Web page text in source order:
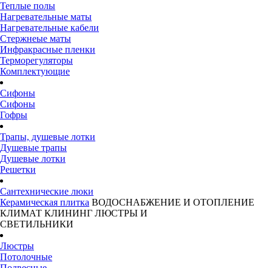
Теплые полы
Нагревательные маты
Нагревательные кабели
Стержнеые маты
Инфракрасные пленки
Терморегуляторы
Комплектующие
Сифоны
Сифоны
Гофры
Трапы, душевые лотки
Душевые трапы
Душевые лотки
Решетки
Сантехнические люки
Керамическая плитка ВОДОСНАБЖЕНИЕ И ОТОПЛЕНИЕ
КЛИМАТ КЛИНИНГ ЛЮСТРЫ И
СВЕТИЛЬНИКИ
Люстры
Потолочные